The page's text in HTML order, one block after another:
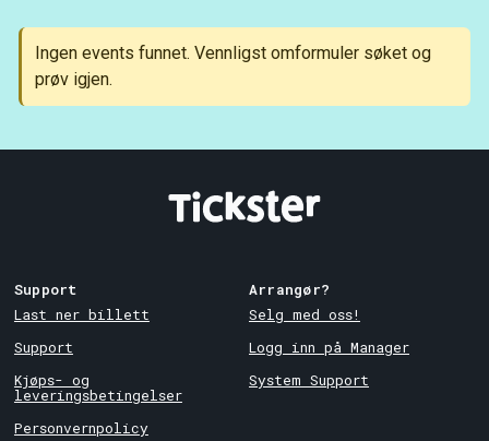
Support
Om Tickster
Ingen events funnet. Vennligst omformuler søket og
prøv igjen.
Support
Last ner billett
Support
Kjøps- og
leveringsbetingelser
Personvernpolicy
Arrangør?
Selg med oss!
Logg inn på Manager
System Support